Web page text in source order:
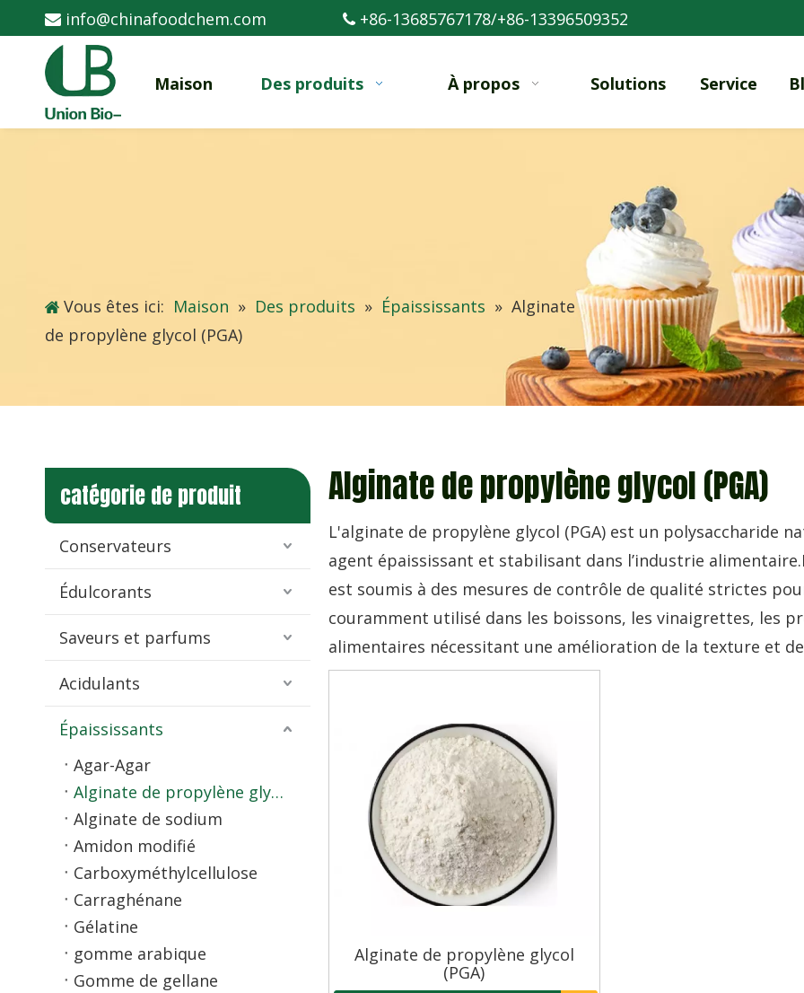
 info@chinafoodchem.com  +86-13685767178/+86-13396509352
Maison Des produits À propos Solutions Service
Vous êtes ici: Maison » Des produits » Épaississants » Alginate
de propylène glycol (PGA)
catégorie de produit
Conservateurs
Édulcorants
Saveurs et parfums
Acidulants
Épaississants
Agar-Agar
Alginate de propylène glycol (PGA)
Alginate de sodium
Amidon modifié
Carboxyméthylcellulose
Carraghénane
Gélatine
gomme arabique
Gomme de gellane
Alginate de propylène glycol (PGA)
L'alginate de propylène glycol (PGA) est un polysaccharide
agent épaississant et stabilisant dans l’industrie
est soumis à des mesures de contrôle de qualité strictes
couramment utilisé dans les boissons, les vinaigrettes, les
alimentaires nécessitant une amélioration de la texture et
Alginate de propylène glycol
(PGA)